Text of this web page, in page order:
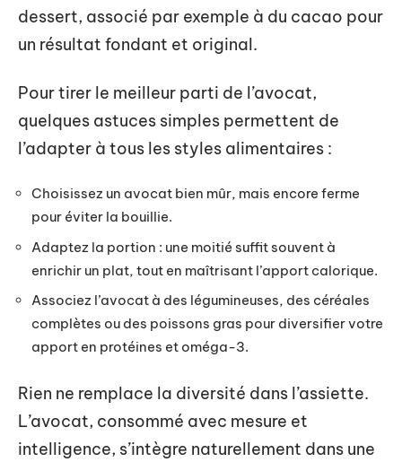
dessert, associé par exemple à du cacao pour
un résultat fondant et original.
Pour tirer le meilleur parti de l’avocat,
quelques astuces simples permettent de
l’adapter à tous les styles alimentaires :
Choisissez un avocat bien mûr, mais encore ferme
pour éviter la bouillie.
Adaptez la portion : une moitié suffit souvent à
enrichir un plat, tout en maîtrisant l’apport calorique.
Associez l’avocat à des légumineuses, des céréales
complètes ou des poissons gras pour diversifier votre
apport en protéines et oméga-3.
Rien ne remplace la diversité dans l’assiette.
L’avocat, consommé avec mesure et
intelligence, s’intègre naturellement dans une